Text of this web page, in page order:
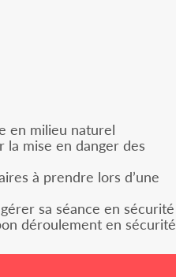
en milieu naturel
mise en danger des
à prendre lors d’une
sa séance en sécurité
déroulement en sécurité